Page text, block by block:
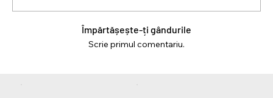
Împărtășește-ți gândurile
Scrie primul comentariu.